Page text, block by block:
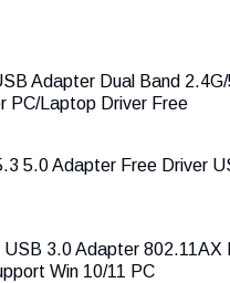
Adapter Dual Band
PC/Laptop Driver Free
5.0 Adapter Free Driver
USB 3.0 Adapter
Win 10/11 PC